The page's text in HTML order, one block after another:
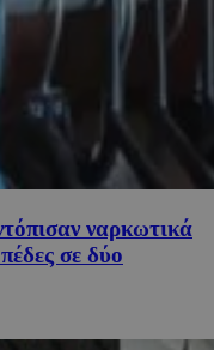
ναρκωτικά
σε δύο